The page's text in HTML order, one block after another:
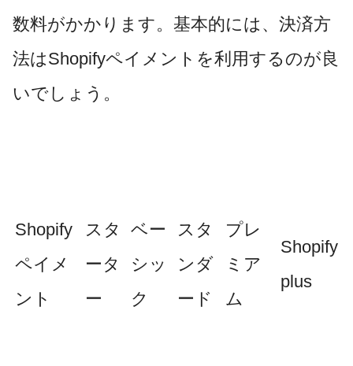
数料がかかります。基本的には、決済方
法はShopifyペイメントを利用するのが良
いでしょう。
Shopify
ペイメ
ント
スタ
ータ
ー
ベー
シッ
ク
スタ
ンダ
ード
プレ
ミア
ム
Shopify
plus